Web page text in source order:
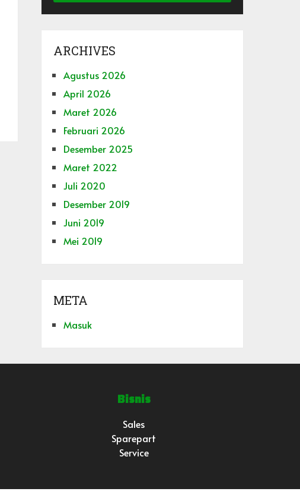
ARCHIVES
Agustus 2026
April 2026
Maret 2026
Februari 2026
Desember 2025
Maret 2022
Juli 2020
Desember 2019
Juni 2019
Mei 2019
META
Masuk
Bisnis
Sales
Sparepart
Service